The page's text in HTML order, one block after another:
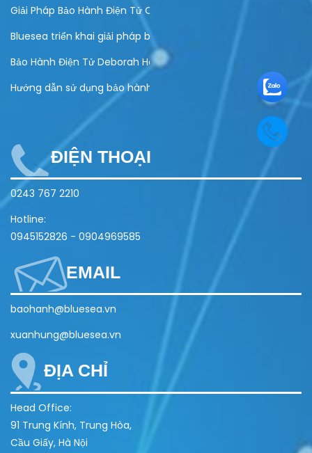
Giải Pháp Bảo Hành Điện Tử Cho Ngành Điện Máy
Bluesea triển khai giải pháp bảo hành điện tử cho Olivo
Bảo Hành Điện Tử Deborah Home
Hướng dẫn sử dụng bảo hành điện tử Elmich
ĐIỆN THOẠI
0243 767 2210
Hotline:
0945152826 - 0904969585
EMAIL
baohanh@bluesea.vn
xuanhung@bluesea.vn
ĐỊA CHỈ
Head Office:
91 Trung Kính, Trung Hòa,
Cầu Giấy, Hà Nội